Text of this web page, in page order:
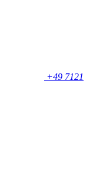
+49 7121